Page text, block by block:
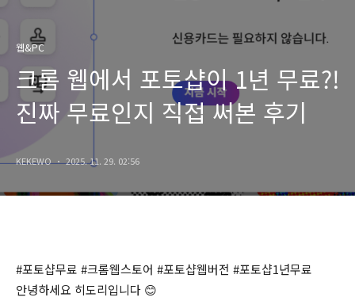
웹&PC
크롬 웹에서 포토샵이 1년 무료?!
진짜 무료인지 직접 써본 후기
KEKEWO 2025. 11. 29. 02:56
#포토샵무료 #크롬웹스토어 #포토샵웹버전 #포토샵1년무료
안녕하세요 히도리입니다 😊